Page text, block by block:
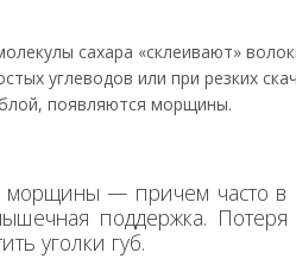
сахара «склеивают»
углеводов или при резких
появляются морщины.
морщины — причем часто
поддержка.
уголки губ.